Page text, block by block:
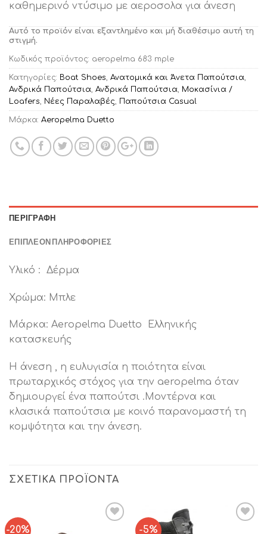
καθημερινό ντύσιμο με αεροσολα για άνεση
Αυτό το προϊόν είναι εξαντλημένο και μή διαθέσιμο αυτή τη
στιγμή.
Κωδικός προϊόντος: aeropelma 683 mple
Κατηγορίες: Boat Shoes, Ανατομικά και Άνετα Παπούτσια,
Ανδρικά Παπούτσια, Ανδρικά Παπούτσια, Μοκασίνια /
Loafers, Νέες Παραλαβές, Παπούτσια Casual
Μάρκα: Aeropelma Duetto
ΠΕΡΙΓΡΑΦΉ
ΕΠΙΠΛΈΟΝ ΠΛΗΡΟΦΟΡΊΕΣ
Υλικό : Δέρμα
Χρώμα: Μπλε
Μάρκα: Aeropelma Duetto Ελληνικής
κατασκευής
Η άνεση , η ευλυγισία η ποιότητα είναι
πρωταρχικός στόχος για την aeropelma όταν
δημιουργεί ένα παπούτσι .Μοντέρνα και
κλασικά παπούτσια με κοινό παρανομαστή τη
κομψότητα και την άνεση.
ΣΧΕΤΙΚΆ ΠΡΟΪΌΝΤΑ
-20% -5%